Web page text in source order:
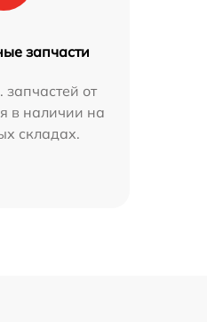
запчасти
запчастей от
в наличии на
складах.